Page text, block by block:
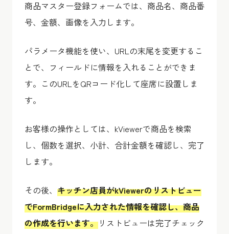
商品マスター登録フォームでは、商品名、商品番
号、金額、画像を入力します。
パラメータ機能を使い、URLの末尾を変更するこ
とで、フィールドに情報を入れることができま
す。このURLをQRコード化して座席に設置しま
す。
お客様の操作としては、kViewerで商品を検索
し、個数を選択、小計、合計金額を確認し、完了
します。
その後、 キッチン店員がkViewerのリストビュー
でFormBridgeに入力された情報を確認し、商品
の作成を行います。 リストビューは完了チェック